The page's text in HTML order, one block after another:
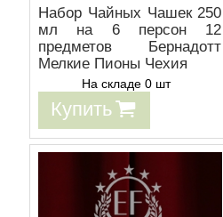
Набор Чайных Чашек 250
мл на 6 персон 12
предметов Бернадотт
Мелкие Пионы Чехия
На складе 0 шт
Купить